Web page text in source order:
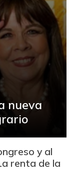
nueva
y al
renta de la